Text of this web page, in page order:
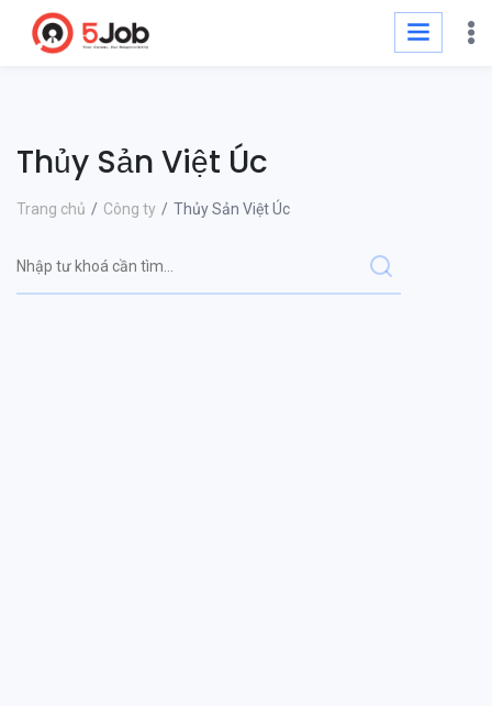
Thủy Sản Việt Úc
Trang chủ Công ty Thủy Sản Việt Úc